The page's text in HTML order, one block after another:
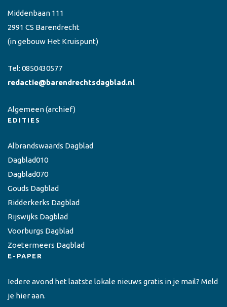
Middenbaan 111
2991 CS Barendrecht
(in gebouw Het Kruispunt)
Tel: 0850430577
redactie@barendrechtsdagblad.nl
Algemeen(archief)
EDITIES
Albrandswaards Dagblad
Dagblad010
Dagblad070
Gouds Dagblad
Ridderkerks Dagblad
Rijswijks Dagblad
Voorburgs Dagblad
Zoetermeers Dagblad
E-PAPER
Iedere avond het laatste lokale nieuws gratis in je mail? Meld
je hier aan.